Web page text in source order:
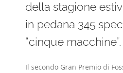
della stagione
in pedana 345
“cinque macchine”.
Il secondo Gran Premio di